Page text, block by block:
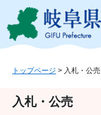
ジ
ュ
トップページ > 入札・公売
入札・公売